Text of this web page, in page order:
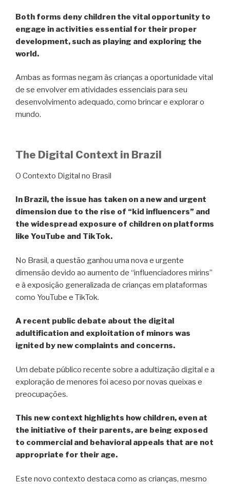
Both forms deny children the vital opportunity to
engage in activities essential for their proper
development, such as playing and exploring the
world.
Ambas as formas negam às crianças a oportunidade vital
de se envolver em atividades essenciais para seu
desenvolvimento adequado, como brincar e explorar o
mundo.
The Digital Context in Brazil
O Contexto Digital no Brasil
In Brazil, the issue has taken on a new and urgent
dimension due to the rise of “kid influencers” and
the widespread exposure of children on platforms
like YouTube and TikTok.
No Brasil, a questão ganhou uma nova e urgente
dimensão devido ao aumento de “influenciadores mirins”
e à exposição generalizada de crianças em plataformas
como YouTube e TikTok.
A recent public debate about the digital
adultification and exploitation of minors was
ignited by new complaints and concerns.
Um debate público recente sobre a adultização digital e a
exploração de menores foi aceso por novas queixas e
preocupações.
This new context highlights how children, even at
the initiative of their parents, are being exposed
to commercial and behavioral appeals that are not
appropriate for their age.
Este novo contexto destaca como as crianças, mesmo